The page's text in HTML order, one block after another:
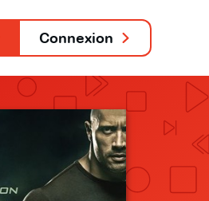
Connexion